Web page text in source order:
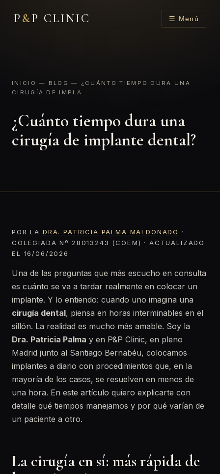
P &P CLINIC ☰ Menú
INICIO — BLOG — ¿CUÁNTO TIEMPO DURA UNA
CIRUGÍA DE IMPLA
¿Cuánto tiempo dura una
cirugía de implante dental?
POR LA DRA. PATRICIA PALMA MALDONADO
·
COLEGIADA Nº 28013243 (COEM) · ACTUALIZADO
EL 16/06/2026
Una de las preguntas que más escucho en consulta
es cuánto se va a tardar realmente en colocar un
implante. Y lo entiendo: cuando uno imagina una
cirugía dental, piensa en horas interminables en el
sillón. La realidad es mucho más amable. Soy la
Dra. Patricia Palma y en P&P Clinic, en pleno
Madrid junto al Santiago Bernabéu, colocamos
implantes a diario con procedimientos que, en la
mayoría de los casos, se resuelven en menos de
una hora. En este artículo quiero explicarte con
detalle qué tiempos manejamos y por qué varían de
un paciente a otro.
La cirugía en sí: más rápida de